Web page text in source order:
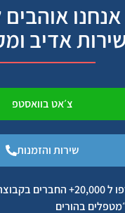
אנחנו
אדיב
צ׳אט בוואסטפ
שירות והזמנות
הצטרפו ל 20,000+ החברים
בהורים